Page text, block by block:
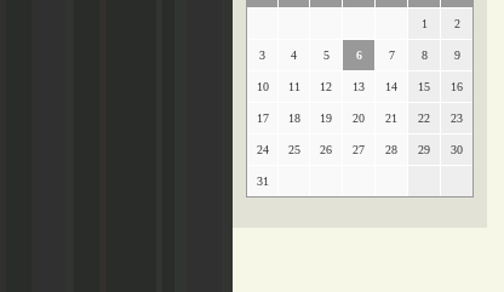
1 2
3 4 5 6 7 8 9
10 11 12 13 14 15 16
17 18 19 20 21 22 23
24 25 26 27 28 29 30
31